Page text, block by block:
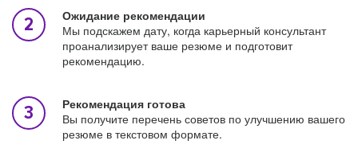
Ожидание рекомендации
Мы подскажем дату, когда карьерный консультант
проанализирует ваше резюме и подготовит
рекомендацию.
Рекомендация готова
Вы получите перечень советов по улучшению вашего
резюме в текстовом формате.